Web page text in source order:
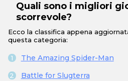
Quali sono i migliori
scorrevole?
Ecco la classifica appena
questa categoria:
The Amazing Spider-Man
Battle for Slugterra